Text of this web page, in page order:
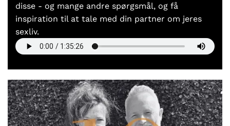
disse - og mange andre spørgsmål, og få
inspiration til at tale med din partner om jeres
sexliv.